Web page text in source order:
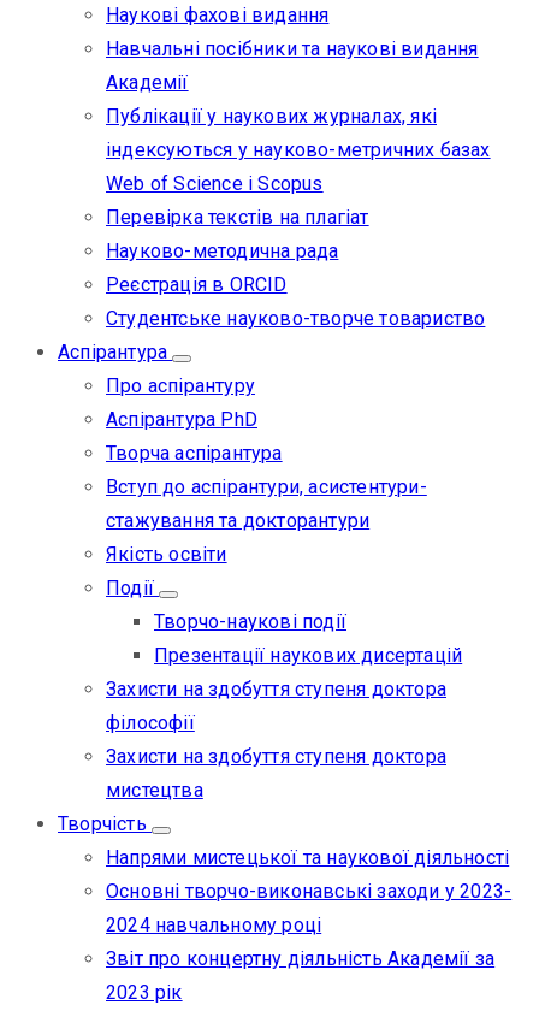
Наукові фахові видання
Навчальні посібники та наукові видання
Академії
Публікації у наукових журналах, які
індексуються у науково-метричних базах
Web of Science i Scopus
Перевірка текстів на плагіат
Науково-методична рада
Реєстрація в ORCID
Студентське науково-творче товариство
Аспірантура
Про аспірантуру
Аспірантура PhD
Творча аспірантура
Вступ до аспірантури, асистентури-
стажування та докторантури
Якість освіти
Події
Творчо-наукові події
Презентації наукових дисертацій
Захисти на здобуття ступеня доктора
філософії
Захисти на здобуття ступеня доктора
мистецтва
Творчість
Напрями мистецької та наукової діяльності
Основні творчо-виконавські заходи у 2023-
2024 навчальному році
Звіт про концертну діяльність Академії за
2023 рік